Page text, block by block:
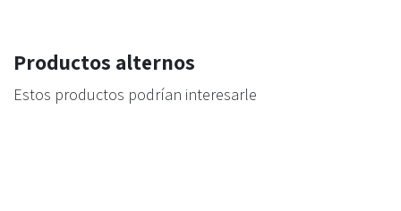
Productos alternos
Estos productos podrían interesarle